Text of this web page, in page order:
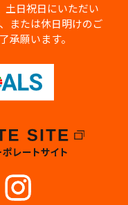
土日祝日にいただい
または休日明けのご
承願います。